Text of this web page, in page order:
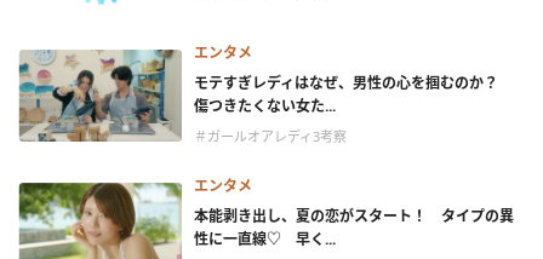
エンタメ
モテすぎレディはなぜ、男性の心を掴むのか？
傷つきたくない女た...
＃ガールオアレディ3考察
エンタメ
本能剥き出し、夏の恋がスタート！ タイプの異
性に一直線♡ 早く...